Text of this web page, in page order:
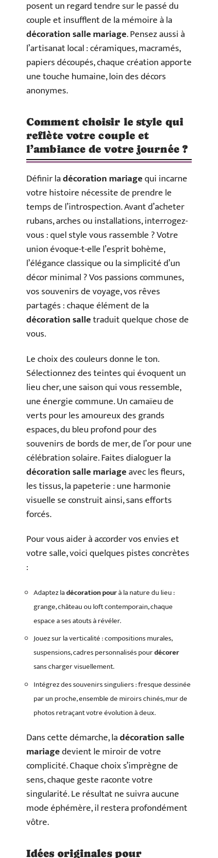
posent un regard tendre sur le passé du
couple et insufflent de la mémoire à la
décoration salle mariage. Pensez aussi à
l’artisanat local : céramiques, macramés,
papiers découpés, chaque création apporte
une touche humaine, loin des décors
anonymes.
Comment choisir le style qui
reflète votre couple et
l’ambiance de votre journée ?
Définir ladécoration mariagequi incarne
votre histoire nécessite de prendre le
temps de l’introspection. Avant d’acheter
rubans, arches ou installations, interrogez-
vous : quel style vous rassemble ? Votre
union évoque-t-elle l’esprit bohème,
l’élégance classique ou la simplicité d’un
décor minimal ? Vos passions communes,
vos souvenirs de voyage, vos rêves
partagés : chaque élément de la
décoration salletraduit quelque chose de
vous.
Le choix des couleurs donne le ton.
Sélectionnez des teintes qui évoquent un
lieu cher, une saison qui vous ressemble,
une énergie commune. Un camaïeu de
verts pour les amoureux des grands
espaces, du bleu profond pour des
souvenirs de bords de mer, de l’or pour une
célébration solaire. Faites dialoguer la
décoration salle mariageavec les fleurs,
les tissus, la papeterie : une harmonie
visuelle se construit ainsi, sans efforts
forcés.
Pour vous aider à accorder vos envies et
votre salle, voici quelques pistes concrètes
:
Adaptez ladécoration pourà la nature du lieu :
grange, château ou loft contemporain, chaque
espace a ses atouts à révéler.
Jouez sur la verticalité : compositions murales,
suspensions, cadres personnalisés pourdécorer
sans charger visuellement.
Intégrez des souvenirs singuliers : fresque dessinée
par un proche, ensemble de miroirs chinés, mur de
photos retraçant votre évolution à deux.
Dans cette démarche, ladécoration salle
mariagedevient le miroir de votre
complicité. Chaque choix s’imprègne de
sens, chaque geste raconte votre
singularité. Le résultat ne suivra aucune
mode éphémère, il restera profondément
vôtre.
Idées originales pour